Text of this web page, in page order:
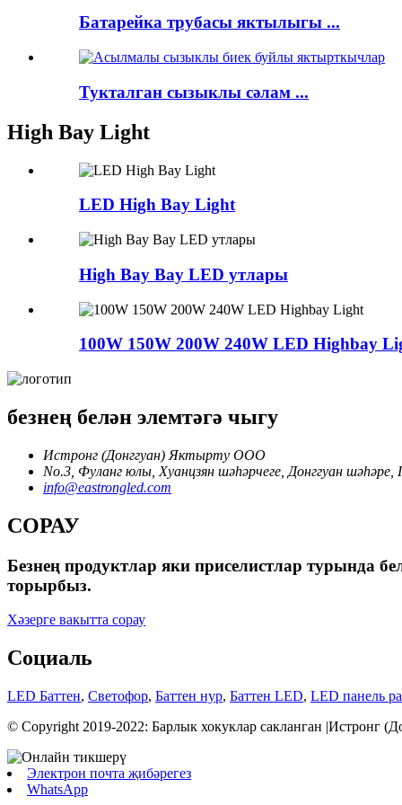
Батарейка трубасы яктылыгы ...
Тукталган сызыклы сәлам ...
High Bay Light
LED High Bay Light
High Bay Bay LED утлары
100W 150W 200W 240W LED Highbay
безнең белән элемтәгә чыгу
Истронг (Донггуан) Яктырту ООО
No.3, Фуланг юлы, Хуанцзян шәһәрчеге, Донггуан
info@eastrongled.com
СОРАУ
Безнең продуктлар яки приселистлар турында
торырбыз.
Хәзерге вакытта сорау
Социаль
LED Баттен, Светофор, Баттен нур, Баттен LED, LED панель
© Copyright 2019-2022: Барлык хокуклар сакланган |Истронг
Электрон почта җибәрегез
WhatsApp